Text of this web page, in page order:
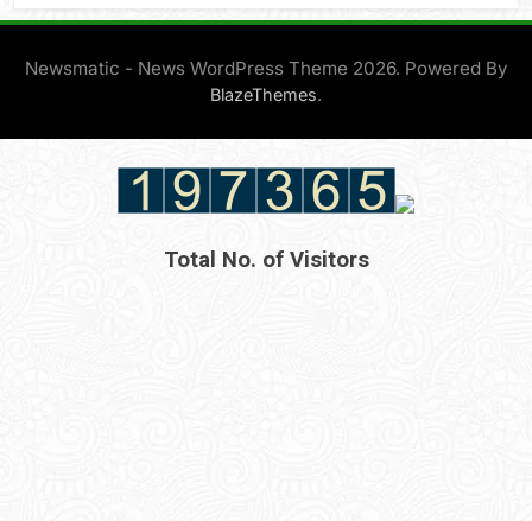
Newsmatic - News WordPress Theme 2026. Powered By
BlazeThemes.
Total No. of Visitors